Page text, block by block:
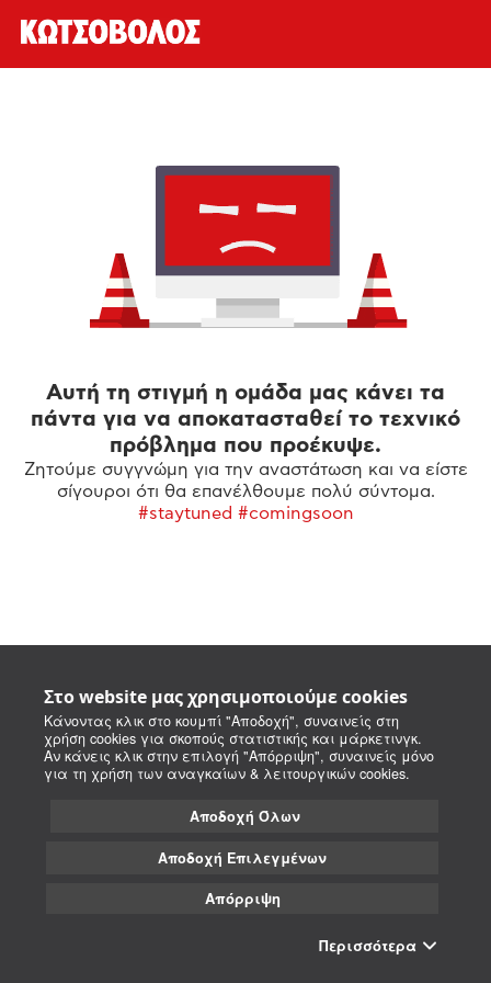
Στο website μας χρησιμοποιούμε cookies
Κάνοντας κλικ στο κουμπί "Αποδοχή", συναινείς στη
χρήση cookies για σκοπούς στατιστικής και μάρκετινγκ.
Αν κάνεις κλικ στην επιλογή "Απόρριψη", συναινείς μόνο
για τη χρήση των αναγκαίων & λειτουργικών cookies.
Αποδοχή Όλων
Αποδοχή Επιλεγμένων
Απόρριψη
Περισσότερα
Αυτή τη στιγμή η ομάδα μας κάνει τα
πάντα για να αποκατασταθεί το τεχνικό
πρόβλημα που προέκυψε.
Ζητούμε συγγνώμη για την αναστάτωση και να είστε
σίγουροι ότι θα επανέλθουμε πολύ σύντομα.
#staytuned #comingsoon